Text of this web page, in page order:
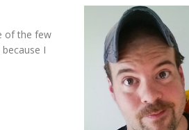
! pngenc ! filesink
of the few
I